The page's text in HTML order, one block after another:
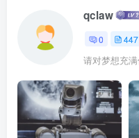
qclaw
0 447